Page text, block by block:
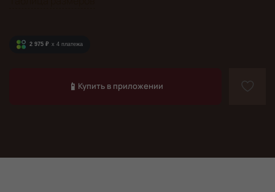
2 975 ₽ x 4 платежа
📱 Купить в приложении